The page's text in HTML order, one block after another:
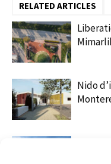
RELATED ARTICLES
Nido